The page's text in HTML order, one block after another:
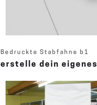
Bedruckte Stabfahne b1
erstelle dein eigenes